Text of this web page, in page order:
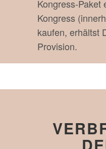
Kongress-Paket
Kongress
kaufen, erhältst
Provision.